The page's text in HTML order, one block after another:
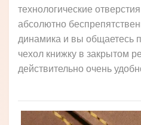
технологические
абсолютно
динамика и вы общаетесь
чехол книжку в закрытом
действительно очень